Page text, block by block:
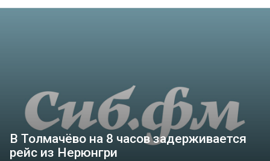
В Толмачёво на 8 часов задерживается
рейс из Нерюнгри